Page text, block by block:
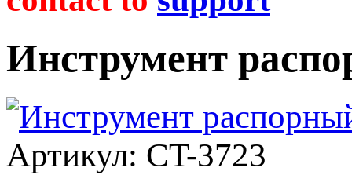
Инструмент
Артикул: CT-3723